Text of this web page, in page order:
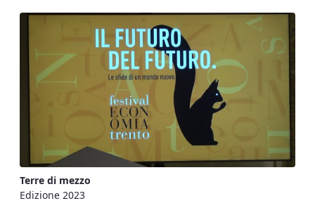
Terre di mezzo
Edizione 2023